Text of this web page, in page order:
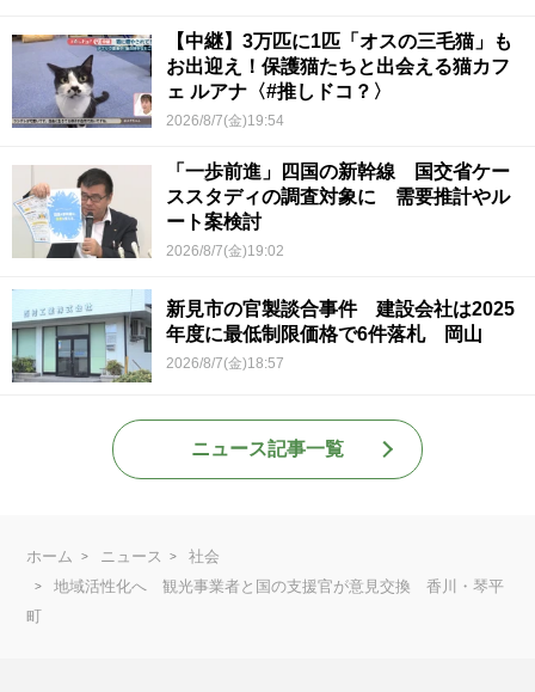
【中継】3万匹に1匹「オスの三毛猫」も
お出迎え！保護猫たちと出会える猫カフ
ェ ルアナ〈#推しドコ？〉
2026/8/7(金)19:54
「一歩前進」四国の新幹線 国交省ケー
ススタディの調査対象に 需要推計やル
ート案検討
2026/8/7(金)19:02
新見市の官製談合事件 建設会社は2025
年度に最低制限価格で6件落札 岡山
2026/8/7(金)18:57
ニュース記事一覧
ホーム ニュース
社会
地域活性化へ 観光事業者と国の支援官が意見交換 香川・琴平
町